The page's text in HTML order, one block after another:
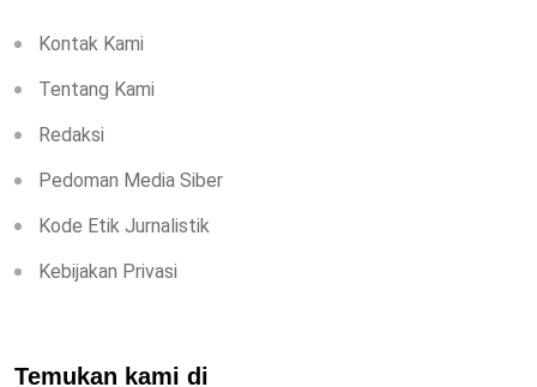
Kontak Kami
Tentang Kami
Redaksi
Pedoman Media Siber
Kode Etik Jurnalistik
Kebijakan Privasi
Temukan kami di